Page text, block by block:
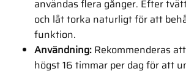
användas flera gånger. Efter
och låt torka naturligt för att
funktion.
Användning: Rekommenderas
högst 16 timmar per dag för att